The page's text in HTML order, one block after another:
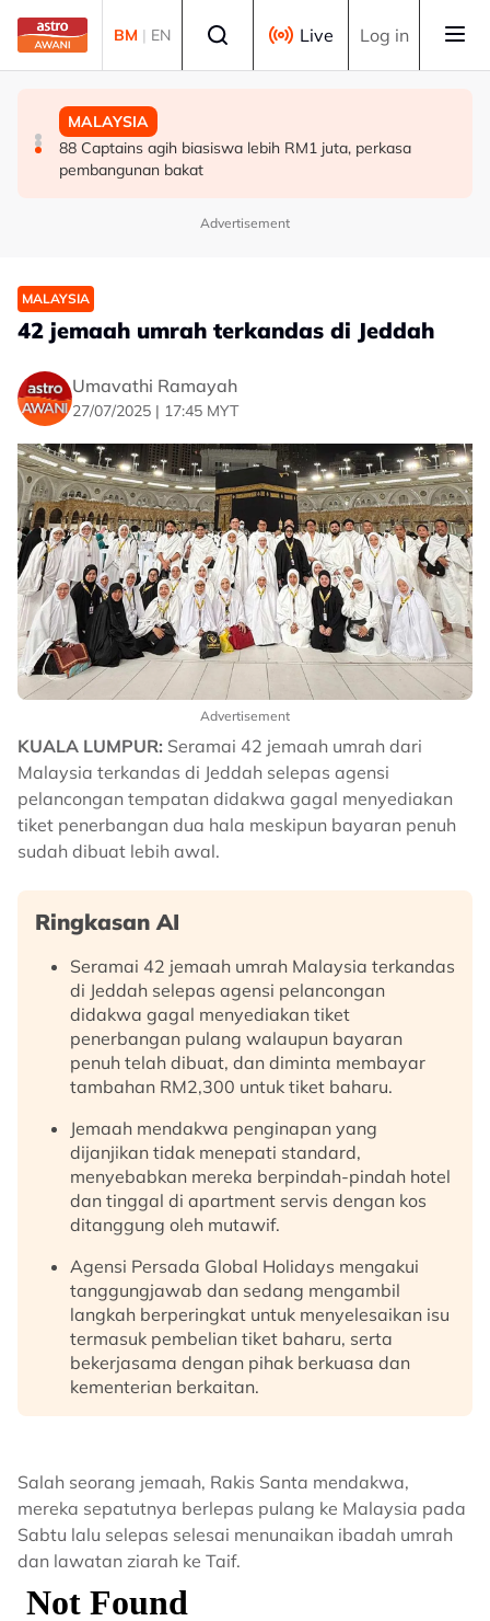
Skip to main content
BM | EN Live Log in
MALAYSIA
Sultan Pahang berangkat ke istiadat persandingan
Tengku Puteri Ilyana, pasangan
POLITIK
[KOLUMNIS] Kalau tiada DAP, siapa 'villain' untuk hero
Melayu?
MALAYSIA
88 Captains agih biasiswa lebih RM1 juta, perkasa
pembangunan bakat
Advertisement
MALAYSIA
42 jemaah umrah terkandas di Jeddah
Umavathi Ramayah
27/07/2025 | 17:45 MYT
Advertisement
KUALA LUMPUR: Seramai 42 jemaah umrah dari
Malaysia terkandas di Jeddah selepas agensi
pelancongan tempatan didakwa gagal menyediakan
tiket penerbangan dua hala meskipun bayaran penuh
sudah dibuat lebih awal.
Ringkasan AI
Seramai 42 jemaah umrah Malaysia terkandas
di Jeddah selepas agensi pelancongan
didakwa gagal menyediakan tiket
penerbangan pulang walaupun bayaran
penuh telah dibuat, dan diminta membayar
tambahan RM2,300 untuk tiket baharu.
Jemaah mendakwa penginapan yang
dijanjikan tidak menepati standard,
menyebabkan mereka berpindah-pindah hotel
dan tinggal di apartment servis dengan kos
ditanggung oleh mutawif.
Agensi Persada Global Holidays mengakui
tanggungjawab dan sedang mengambil
langkah berperingkat untuk menyelesaikan isu
termasuk pembelian tiket baharu, serta
bekerjasama dengan pihak berkuasa dan
kementerian berkaitan.
Salah seorang jemaah, Rakis Santa mendakwa,
mereka sepatutnya berlepas pulang ke Malaysia pada
Sabtu lalu selepas selesai menunaikan ibadah umrah
dan lawatan ziarah ke Taif.